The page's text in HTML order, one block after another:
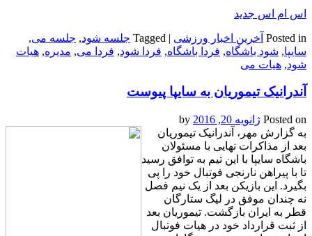
اس ام اس جدید
Posted in آخرین اخبار ورزشی |
Tagged جلسه شود, جلسه می,
سایپا, شود باشگاه, فردا باشگاه, فردا شود, فردا می, مدیره, هیات
شود, هیات می
آندرانیک تیموریان به سایپا پیوست
Posted on ژانویه 20, 2016
به گزارش مهر، آندرانیک تیموریان
بعد از مذاکرات نهایی با مسئولان
باشگاه سایپا با این تیم به توافق رسید
تا با پیراهن نارنجی فوتبال خود را پی
بگیرد. این بازیکن بعد از یک نیم فصل
نه چندان موفق در لیگ ستارگان
قطر به ایران بازگشت. تیموریان بعد
از ثبت قرارداد خود در هیات فوتبال